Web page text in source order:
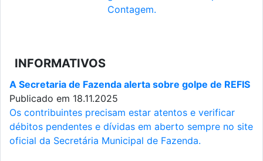
Contagem.
INFORMATIVOS
A Secretaria de Fazenda alerta sobre golpe de REFIS
Publicado em 18.11.2025
Os contribuintes precisam estar atentos e verificar
débitos pendentes e dívidas em aberto sempre no site
oficial da Secretária Municipal de Fazenda.